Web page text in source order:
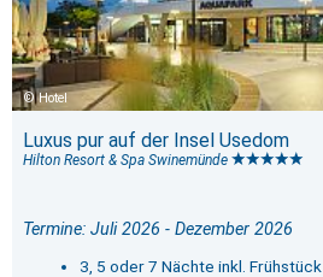
Hotel
Luxus pur auf der Insel Usedom
Hilton Resort & Spa Swinemünde
Termine: Juli 2026 - Dezember 2026
3, 5 oder 7 Nächte inkl. Frühstück